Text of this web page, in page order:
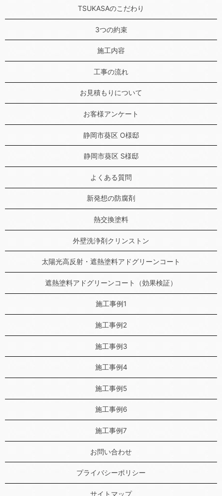
TSUKASAのこだわり
3つの約束
施工内容
工事の流れ
お見積もりについて
お客様アンケート
静岡市葵区 O様邸
静岡市葵区 S様邸
よくある質問
新発想の防腐剤
熱交換塗料
外壁洗浄剤クリンストン
太陽光高反射・遮熱塗料アドグリーンコート
遮熱塗料アドグリーンコート（効果検証）
施工事例1
施工事例2
施工事例3
施工事例4
施工事例5
施工事例6
施工事例7
お問い合わせ
プライバシーポリシー
サイトマップ